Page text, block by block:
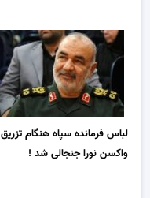
لباس فرمانده سپاه هنگام تزریق
واکسن نورا جنجالی شد !